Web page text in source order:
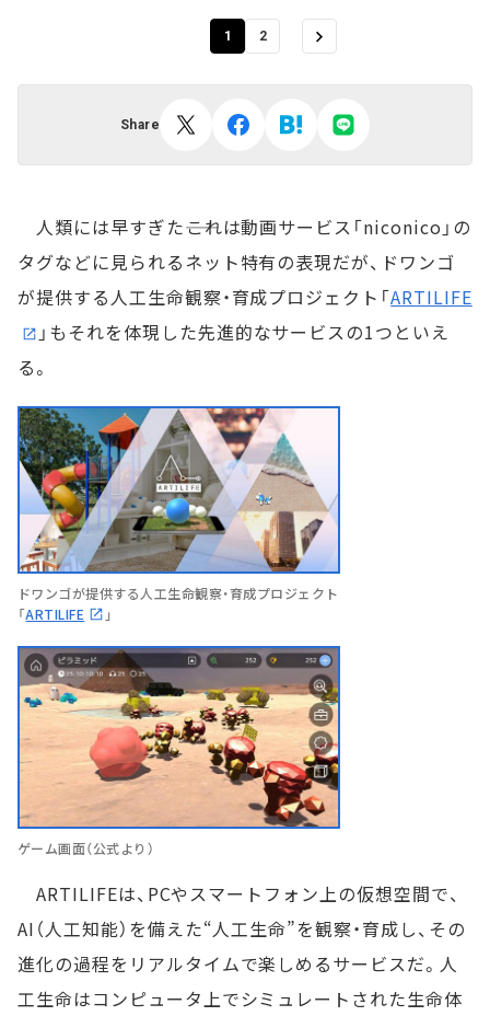
1 2
Share
人類には早すぎた――これは動画サービス「niconico」の
タグなどに見られるネット特有の表現だが、ドワンゴ
が提供する人工生命観察・育成プロジェクト「ARTILIFE
」もそれを体現した先進的なサービスの1つといえ
る。
ドワンゴが提供する人工生命観察・育成プロジェクト
「ARTILIFE 」
ゲーム画面（公式より）
ARTILIFEは、PCやスマートフォン上の仮想空間で、
AI（人工知能）を備えた“人工生命”を観察・育成し、その
進化の過程をリアルタイムで楽しめるサービスだ。人
工生命はコンピュータ上でシミュレートされた生命体